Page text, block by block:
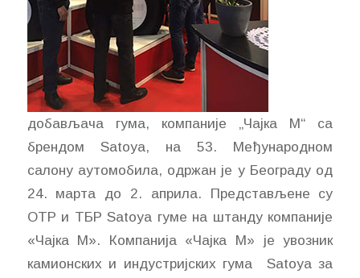
добављача гума, компаније „Чајка M“ са
брендом Satoya, на 53. Међународном
салону аутомобила, одржан је у Београду од
24. марта до 2. априла. Представљене су
ОТР и ТБР Satoya гуме на штанду компаније
«Чајка М». Компанија «Чајка М» је увозник
камионских и индустријских гума Satoya за